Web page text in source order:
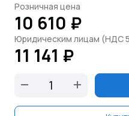
Розничная цена
10 610 ₽
Юридическим лицам (НДС
11 141 ₽